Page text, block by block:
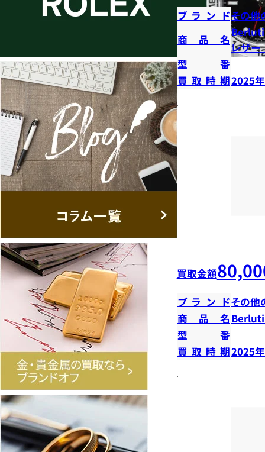
ブランドその他
商品名
Berluti
レザー
型番
買取時期2025
買取金額
ブランドその他
商品名
型番
買取時期2025